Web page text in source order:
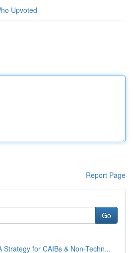
Upvoted
Report Page
Go
Strategy for CAIBs & Non-Techn...